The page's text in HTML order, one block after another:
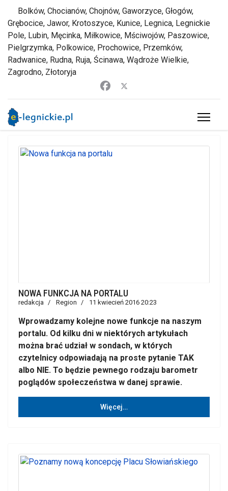
Bolków, Chocianów, Chojnów, Gaworzyce, Głogów,
Grębocice, Jawor, Krotoszyce, Kunice, Legnica, Legnickie
Pole, Lubin, Męcinka, Miłkowice, Mściwojów, Paszowice,
Pielgrzymka, Polkowice, Prochowice, Przemków,
Radwanice, Rudna, Ruja, Ścinawa, Wądroże Wielkie,
Zagrodno, Złotoryja
NOWA FUNKCJA NA PORTALU
redakcja Region 11 kwiecień 2016 20:23
Wprowadzamy kolejne nowe funkcje na naszym
portalu. Od kilku dni w niektórych artykułach
można brać udział w sondach, w których
czytelnicy odpowiadają na proste pytanie TAK
albo NIE. To będzie pewnego rodzaju barometr
poglądów społeczeństwa w danej sprawie.
Więcej…